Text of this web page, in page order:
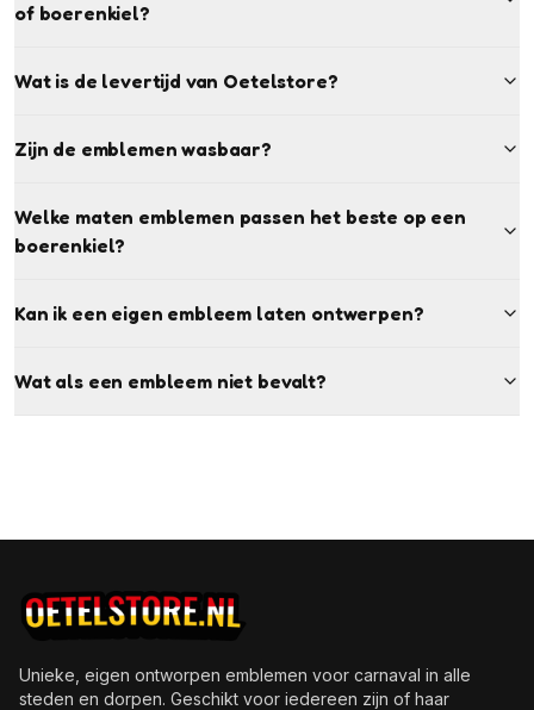
of boerenkiel?
Wat is de levertijd van Oetelstore?
Zijn de emblemen wasbaar?
Welke maten emblemen passen het beste op een
boerenkiel?
Kan ik een eigen embleem laten ontwerpen?
Wat als een embleem niet bevalt?
Unieke, eigen ontworpen emblemen voor carnaval in alle
steden en dorpen. Geschikt voor iedereen zijn of haar